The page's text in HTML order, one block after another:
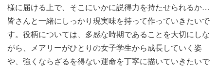
様に届ける上で、そこにいかに説得力を持たせられるか…
皆さんと一緒にしっかり現実味を持って作っていきたいで
す。役柄については、多感な時期であることを大切にしな
がら、メアリーがひとりの女子学生から成長していく姿
や、強くならざるを得ない運命を丁寧に描いていきたいで